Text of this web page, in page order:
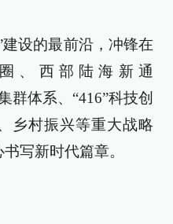
设的最前沿，冲锋在
、西部陆海新通
群体系、“416”科技创
乡村振兴等重大战略
写新时代篇章。